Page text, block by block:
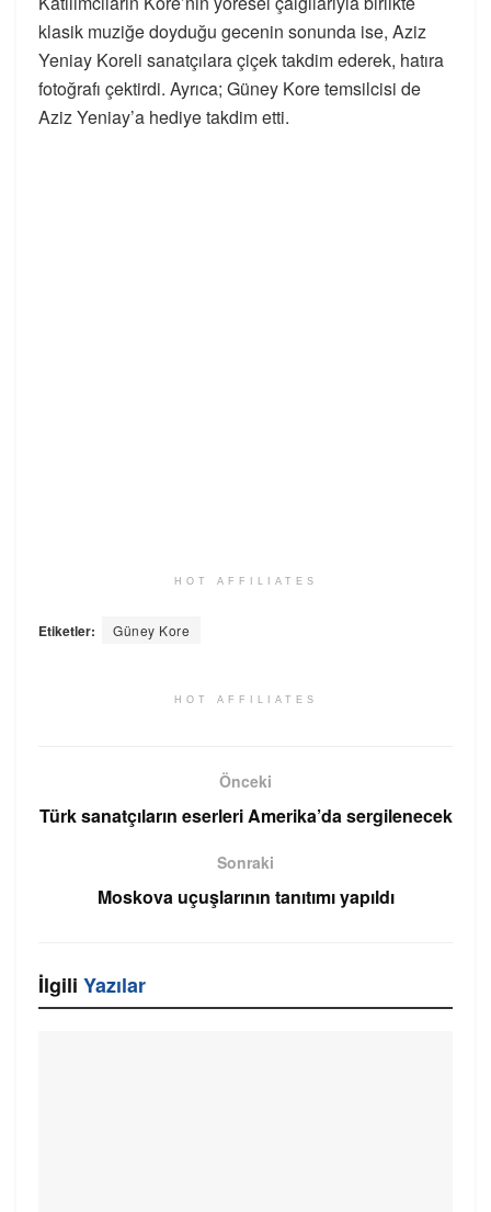
klasik muziğe doyduğu gecenin sonunda ise, Aziz
Yeniay Koreli sanatçılara çiçek takdim ederek, hatıra
fotoğrafı çektirdi. Ayrıca; Güney Kore temsilcisi de
Aziz Yeniay’a hediye takdim etti.
HOT AFFILIATES
Etiketler: Güney Kore
HOT AFFILIATES
Önceki
Türk sanatçıların eserleri Amerika’da sergilenecek
Sonraki
Moskova uçuşlarının tanıtımı yapıldı
İlgili Yazılar